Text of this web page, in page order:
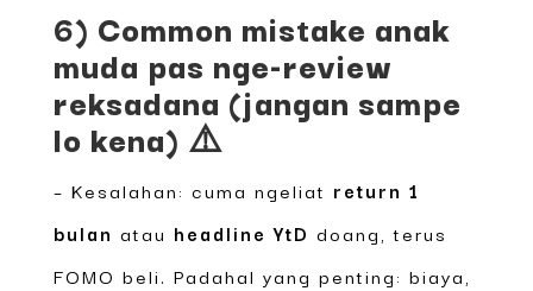
6) Common mistake anak
muda pas nge-review
reksadana (jangan sampe
lo kena) ⚠️
– Kesalahan: cuma ngeliat return 1
bulan atau headline YtD doang, terus
FOMO beli. Padahal yang penting: biaya,